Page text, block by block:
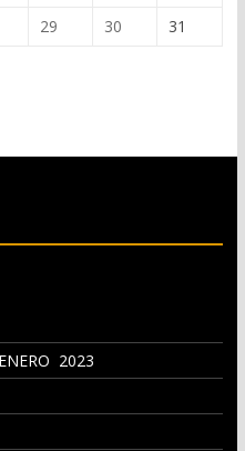
29 30 31
2023